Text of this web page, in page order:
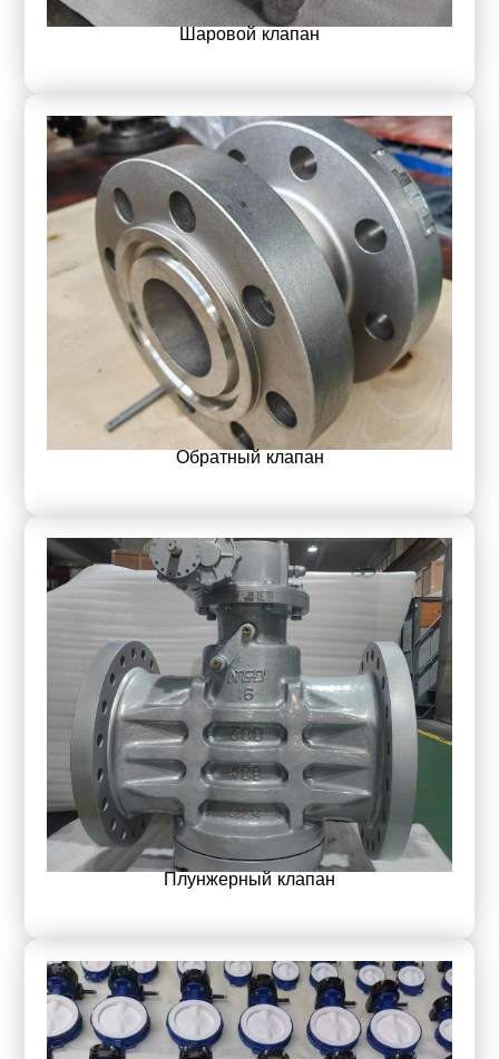
Шаровой клапан
Обратный клапан
Плунжерный клапан